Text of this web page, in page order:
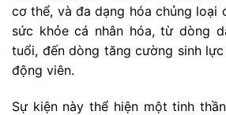
cơ thể, và đa dạng hóa chủng loại
sức khỏe cá nhân hóa, từ dòng
tuổi, đến dòng tăng cường sinh
động viên.
Sự kiện này thể hiện một tinh